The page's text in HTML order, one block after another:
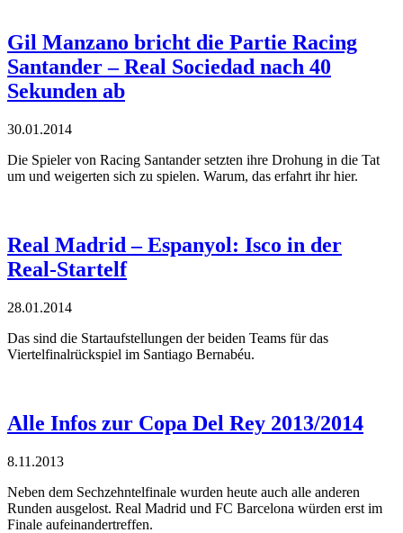
Gil Manzano bricht die Partie Racing
Santander – Real Sociedad nach 40
Sekunden ab
30.01.2014
Die Spieler von Racing Santander setzten ihre Drohung in die Tat
um und weigerten sich zu spielen. Warum, das erfahrt ihr hier.
Real Madrid – Espanyol: Isco in der
Real-Startelf
28.01.2014
Das sind die Startaufstellungen der beiden Teams für das
Viertelfinalrückspiel im Santiago Bernabéu.
Alle Infos zur Copa Del Rey 2013/2014
8.11.2013
Neben dem Sechzehntelfinale wurden heute auch alle anderen
Runden ausgelost. Real Madrid und FC Barcelona würden erst im
Finale aufeinandertreffen.